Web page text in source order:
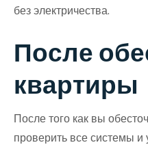
без электричества.
После
квартиры
После того как вы
проверить все системы и